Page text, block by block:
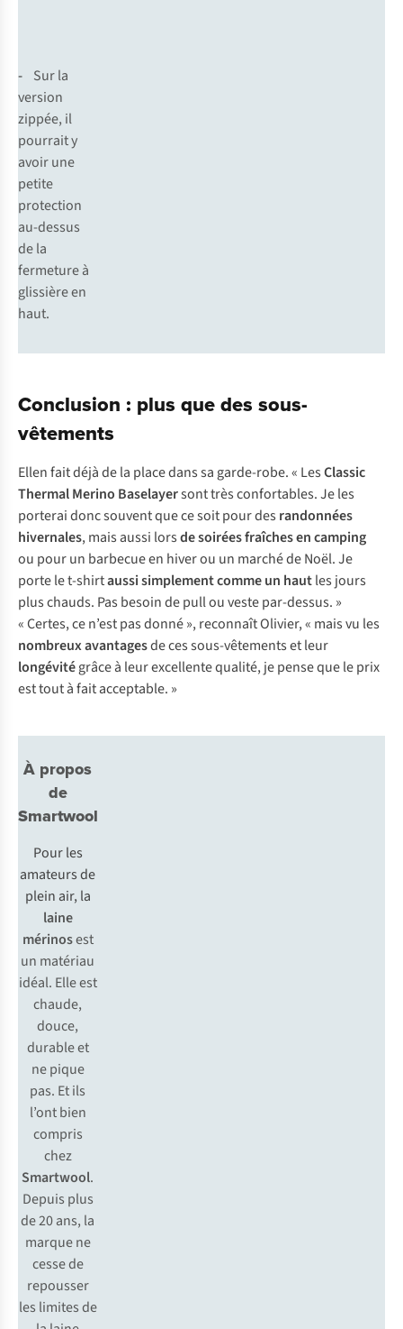
- Sur la
version
zippée, il
pourrait y
avoir une
petite
protection
au-dessus
de la
fermeture à
glissière en
haut.
Conclusion : plus que des sous-
vêtements
Ellen fait déjà de la place dans sa garde-robe. « LesClassic
Thermal Merino Baselayersont très confortables. Je les
porterai donc souvent que ce soit pour des randonnées
hivernales, mais aussi lorsde soirées fraîches en camping
ou pour un barbecue en hiver ou un marché de Noël. Je
porte le t-shirtaussi simplement comme un hautles jours
plus chauds. Pas besoin de pull ou veste par-dessus. »
« Certes, ce n’est pas donné », reconnaît Olivier, « mais vu les
nombreux avantagesde ces sous-vêtements et leur
longévitégrâce à leur excellente qualité, je pense que le prix
est tout à fait acceptable. »
À propos
de
Smartwool
Pour les
amateursde
plein air,la
laine
mérinosest
un matériau
idéal. Elleest
chaude,
douce,
durableet
nepique
pas. Etils
l’ont bien
compris
chez
Smartwool.
Depuis plus
de 20ans, la
marquene
cessede
repousser
les limitesde